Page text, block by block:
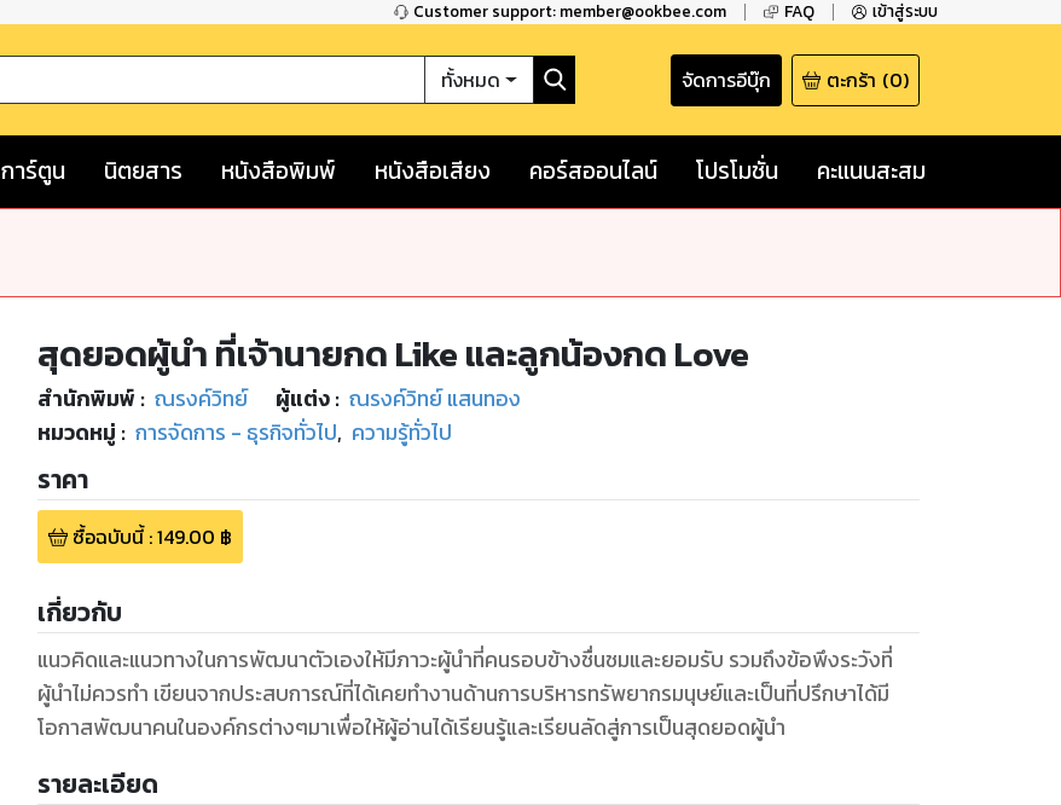
Customer support: member@ookbee.com FAQ เข้าสู่ระบบ
ทั้งหมด จัดการอีบุ๊ก ตะกร้า (0)
การ์ตูน นิตยสาร หนังสือพิมพ์ หนังสือเสียง คอร์สออนไลน์ โปรโมชั่น คะแนนสะสม
สุดยอดผู้นำ ที่เจ้านายกด Like และลูกน้องกด Love
สำนักพิมพ์ : ณรงค์วิทย์​ ผู้แต่ง : ณรงค์วิทย์ แสนทอง
หมวดหมู่ : การจัดการ - ธุรกิจทั่วไป, ความรู้ทั่วไป
ราคา
ซื้อฉบับนี้:149.00 ฿
เกี่ยวกับ
แนวคิดและแนวทางในการพัฒนาตัวเองให้มีภาวะผู้นำที่คนรอบข้างชื่นชมและยอมรับ รวมถึงข้อพึงระวังที่
ผู้นำไม่ควรทำ เขียนจากประสบการณ์ที่ได้เคยทำงานด้านการบริหารทรัพยากรมนุษย์และเป็นที่ปรึกษาได้มี
โอกาสพัฒนาคนในองค์กรต่างๆมาเพื่อให้ผู้อ่านได้เรียนรู้และเรียนลัดสู่การเป็นสุดยอดผู้นำ
รายละเอียด